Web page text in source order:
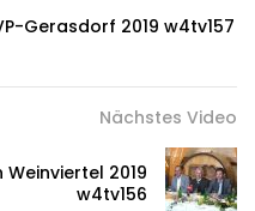
Gerasdorf 2019 w4tv157
Nächstes Video
2019
w4tv156